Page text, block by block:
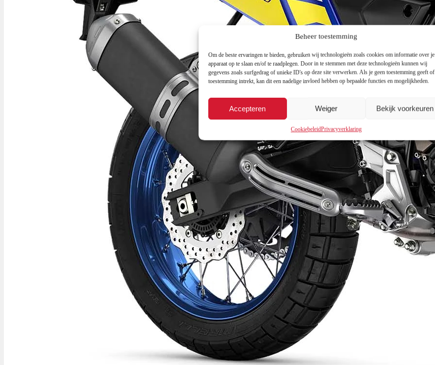
Beheer toestemming
Om de beste ervaringen te bieden, gebruiken wij technologieën zoals cookies om informatie over je
apparaat op te slaan en/of te raadplegen. Door in te stemmen met deze technologieën kunnen wij
gegevens zoals surfgedrag of unieke ID's op deze site verwerken. Als je geen toestemming geeft
toestemming intrekt, kan dit een nadelige invloed hebben op bepaalde functies en mogelijkheden.
Accepteren Weiger Bekijk voorkeuren
CookiebeleidPrivacyverklaring